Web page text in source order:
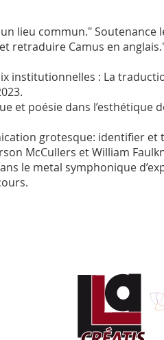
lieu commun." Soutenance
retraduire Camus en
institutionnelles : La
et poésie dans l’esthétique
grotesque: identifier et
McCullers et William
le metal symphonique